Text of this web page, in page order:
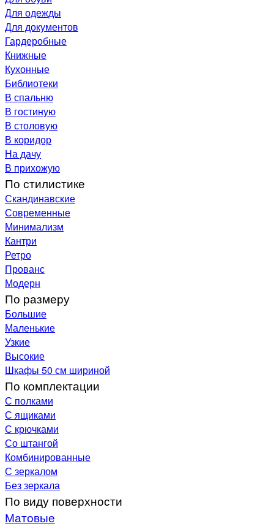
Для одежды
Для документов
Гардеробные
Книжные
Кухонные
Библиотеки
В спальню
В гостиную
В столовую
В коридор
На дачу
В прихожую
По стилистике
Скандинавские
Современные
Минимализм
Кантри
Ретро
Прованс
Модерн
По размеру
Большие
Маленькие
Узкие
Высокие
Шкафы 50 см шириной
По комплектации
С полками
С ящиками
С крючками
Со штангой
Комбинированные
С зеркалом
Без зеркала
По виду поверхности
Матовые